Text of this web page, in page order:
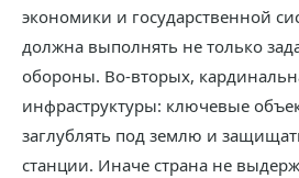
экономики и государственной
должна выполнять не только
обороны. Во-вторых,
инфраструктуры: ключевые
заглублять под землю и
станции. Иначе страна не